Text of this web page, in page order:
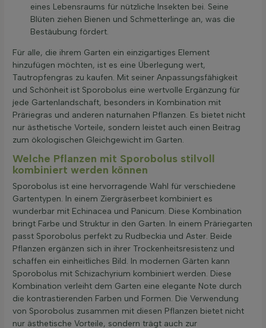
eines Lebensraums für nützliche Insekten bei. Seine
Blüten ziehen Bienen und Schmetterlinge an, was die
Bestäubung fördert.
Für alle, die ihrem Garten ein einzigartiges Element
hinzufügen möchten, ist es eine Überlegung wert,
Tautropfengras zu kaufen. Mit seiner Anpassungsfähigkeit
und Schönheit ist Sporobolus eine wertvolle Ergänzung für
jede Gartenlandschaft, besonders in Kombination mit
Präriegras und anderen naturnahen Pflanzen. Es bietet nicht
nur ästhetische Vorteile, sondern leistet auch einen Beitrag
zum ökologischen Gleichgewicht im Garten.
Welche Pflanzen mit Sporobolus stilvoll
kombiniert werden können
Sporobolus ist eine hervorragende Wahl für verschiedene
Gartentypen. In einem Ziergräserbeet kombiniert es
wunderbar mit Echinacea und Panicum. Diese Kombination
bringt Farbe und Struktur in den Garten. In einem Präriegarten
passt Sporobolus perfekt zu Rudbeckia und Aster. Beide
Pflanzen ergänzen sich in ihrer Trockenheitsresistenz und
schaffen ein einheitliches Bild. In modernen Gärten kann
Sporobolus mit Schizachyrium kombiniert werden. Diese
Kombination verleiht dem Garten eine elegante Note durch
die kontrastierenden Farben und Formen. Die Verwendung
von Sporobolus zusammen mit diesen Pflanzen bietet nicht
nur ästhetische Vorteile, sondern trägt auch zur